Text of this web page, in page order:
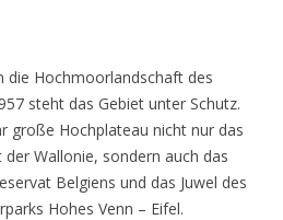
die Hochmoorlandschaft des
steht das Gebiet unter Schutz.
große Hochplateau nicht nur das
Wallonie, sondern auch das
Belgiens und das Juwel des
Hohes Venn – Eifel.